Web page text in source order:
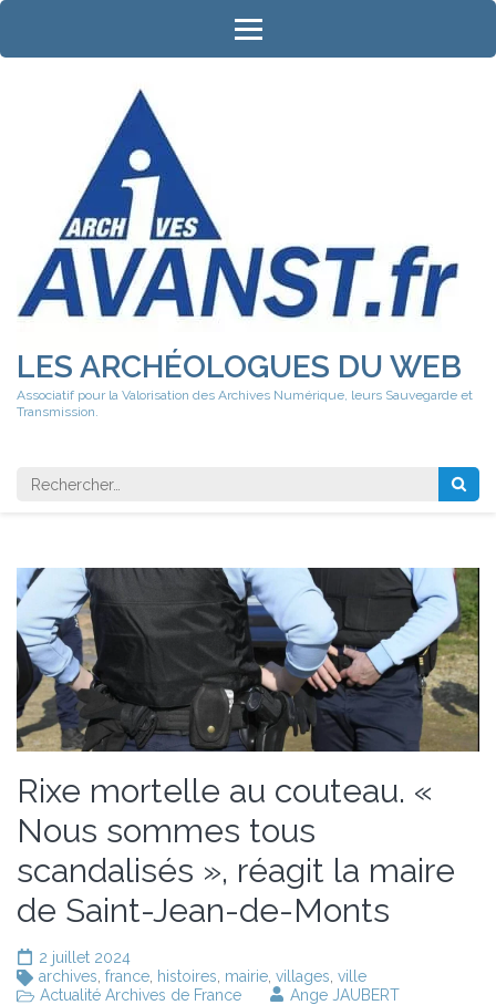
Aller
contenu
LES ARCHÉOLOGUES DU WEB
Associatif pour la Valorisation des Archives Numérique, leurs Sauvegarde et
Transmission.
Rechercher
Rixe mortelle au couteau. «
Nous sommes tous
scandalisés », réagit la maire
de Saint-Jean-de-Monts
2 juillet 2024
archives france histoires mairie villages ville
Actualité Archives de France
Ange JAUBERT